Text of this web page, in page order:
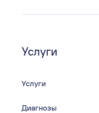
Услуги
Услуги
Диагнозы